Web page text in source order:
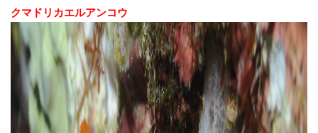
クマドリカエルアンコウ